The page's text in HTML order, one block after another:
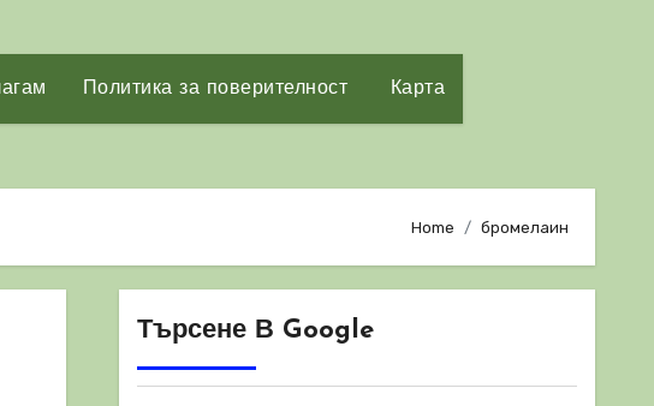
Политика за поверителност Карта
Home бромелаин
Търсене В Google